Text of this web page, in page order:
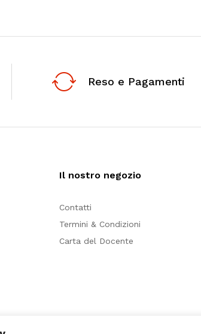
Reso e Pagamenti
Il nostro negozio
Contatti
Termini & Condizioni
Carta del Docente